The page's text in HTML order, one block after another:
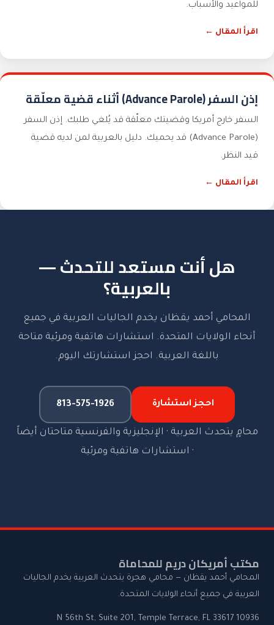
للمواعيد والأسباب.
اقرأ المقال ←
إذن السفر (Advance Parole) أثناء قضية معلّقة
السفر خارج أمريكا وقضيتك معلّقة قد يُلغي طلبك. إذن السفر
(Advance Parole) قد يحميك. دليل بالعربية لمن لديه قضية
قيد النظر.
اقرأ المقال ←
هل أنت مستعد للتحدث —
بالعربية؟
المحامي أحمد يقظان يخدم الجاليات العربية في جميع
أنحاء الولايات المتحدة. استشارات هاتفية ومرئية متاحة
باللغة العربية. احجز استشارتك اليوم.
احجز استشارة 813-575-1926
محامٍ يتحدث العربية · الإنجليزية والفرنسية متاحتان أيضاً
· استشارات هاتفية ومرئية
مكتب أمريكان دريم للمحاماة
المحامي أحمد يقظان — محامي هجرة يتحدث العربية يخدم الجاليات
العربية في جميع أنحاء الولايات المتحدة.
10936 N 56th St, Suite 201, Temple Terrace, FL 33617